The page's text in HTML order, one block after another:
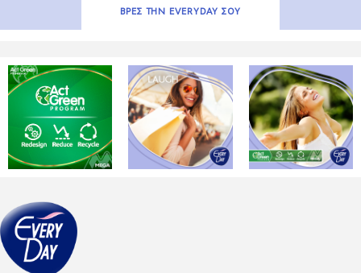
ΒΡΕΣ ΤΗΝ EVERYDAY ΣΟΥ